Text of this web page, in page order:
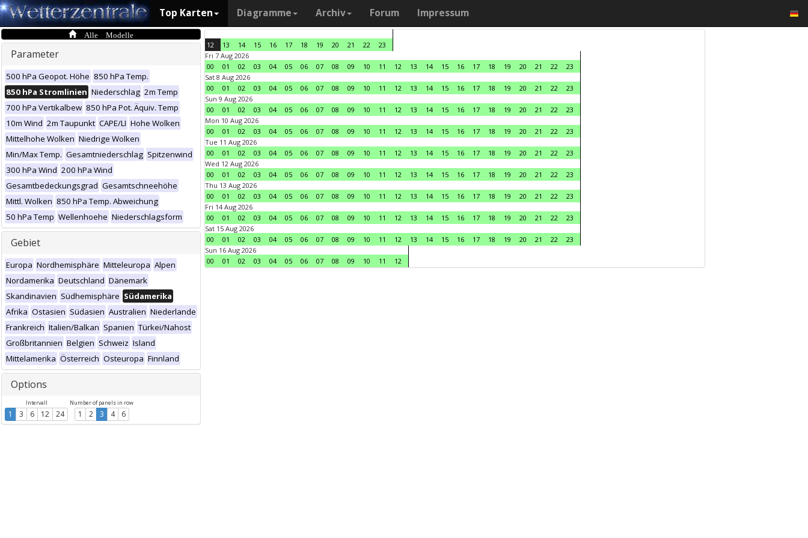
Top Karten Diagramme Archiv Forum Impressum
Alle Modelle
Parameter
500 hPa Geopot. Höhe 850 hPa Temp.
850 hPa Stromlinien Niederschlag 2m Temp
700 hPa Vertikalbew 850 hPa Pot. Äquiv. Temp
10m Wind 2m Taupunkt CAPE/LI Hohe Wolken
Mittelhohe Wolken Niedrige Wolken
Min/Max Temp. Gesamtniederschlag Spitzenwind
300 hPa Wind 200 hPa Wind
Gesamtbedeckungsgrad Gesamtschneehöhe
Mittl. Wolken 850 hPa Temp. Abweichung
50 hPa Temp Wellenhoehe Niederschlagsform
Gebiet
Europa Nordhemisphäre Mitteleuropa Alpen
Nordamerika Deutschland Dänemark
Skandinavien Südhemisphäre Südamerika
Afrika Ostasien Südasien Australien Niederlande
Frankreich Italien/Balkan Spanien Türkei/Nahost
Großbritannien Belgien Schweiz Island
Mittelamerika Österreich Osteuropa Finnland
Options
Intervall
1 3 6 12 24
Number of panels in row
1 2 3 4 6
12 13 14 15 16 17 18 19 20 21 22
23
Fri 7 Aug 2026
00
01 02 03 04 05 06 07 08 09 10 11 12 13 14 15 16 17 18 19 20 21 22
23
Sat 8 Aug 2026
00
01 02 03 04 05 06 07 08 09 10 11 12 13 14 15 16 17 18 19 20 21 22
23
Sun 9 Aug 2026
00
01 02 03 04 05 06 07 08 09 10 11 12 13 14 15 16 17 18 19 20 21 22
23
Mon 10 Aug 2026
00
01 02 03 04 05 06 07 08 09 10 11 12 13 14 15 16 17 18 19 20 21 22
23
Tue 11 Aug 2026
00
01 02 03 04 05 06 07 08 09 10 11 12 13 14 15 16 17 18 19 20 21 22
23
Wed 12 Aug 2026
00
01 02 03 04 05 06 07 08 09 10 11 12 13 14 15 16 17 18 19 20 21 22
23
Thu 13 Aug 2026
00
01 02 03 04 05 06 07 08 09 10 11 12 13 14 15 16 17 18 19 20 21 22
23
Fri 14 Aug 2026
00
01 02 03 04 05 06 07 08 09 10 11 12 13 14 15 16 17 18 19 20 21 22
23
Sat 15 Aug 2026
00
01 02 03 04 05 06 07 08 09 10 11 12 13 14 15 16 17 18 19 20 21 22
23
Sun 16 Aug 2026
00
01 02 03 04 05 06 07 08 09 10 11 12